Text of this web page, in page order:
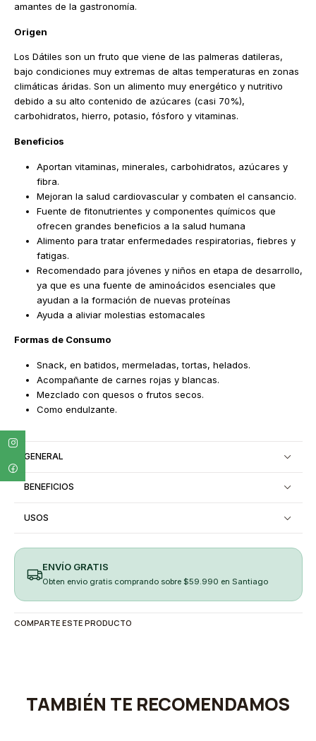
amantes de la gastronomía.
Origen
Los Dátiles son un fruto que viene de las palmeras datileras,
bajo condiciones muy extremas de altas temperaturas en zonas
climáticas áridas. Son un alimento muy energético y nutritivo
debido a su alto contenido de azúcares (casi 70%),
carbohidratos, hierro, potasio, fósforo y vitaminas.
Beneficios
Aportan vitaminas, minerales, carbohidratos, azúcares y
fibra.
Mejoran la salud cardiovascular y combaten el cansancio.
Fuente de fitonutrientes y componentes químicos que
ofrecen grandes beneficios a la salud humana
Alimento para tratar enfermedades respiratorias, fiebres y
fatigas.
Recomendado para jóvenes y niños en etapa de desarrollo,
ya que es una fuente de aminoácidos esenciales que
ayudan a la formación de nuevas proteínas
Ayuda a aliviar molestias estomacales
Formas de Consumo
Snack, en batidos, mermeladas, tortas, helados.
Acompañante de carnes rojas y blancas.
Mezclado con quesos o frutos secos.
Como endulzante.
GENERAL
BENEFICIOS
USOS
ENVÍO GRATIS
Obten envio gratis comprando sobre $59.990 en Santiago
COMPARTE ESTE PRODUCTO
TAMBIÉN TE RECOMENDAMOS